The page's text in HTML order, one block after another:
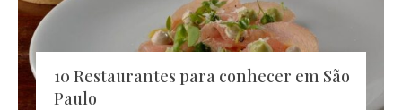
10 Restaurantes para conhecer em São
Paulo